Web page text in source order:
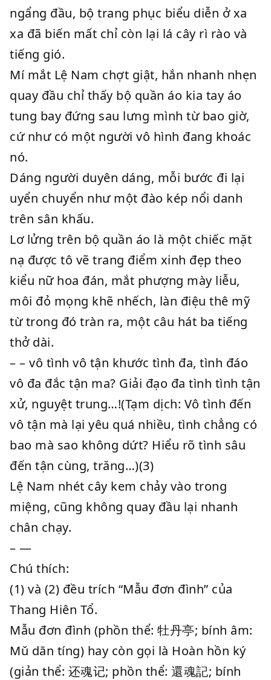
ngẩng đầu, bộ trang phục biểu diễn ở xa
xa đã biến mất chỉ còn lại lá cây rì rào và
tiếng gió.
Mí mắt Lệ Nam chợt giật, hắn nhanh nhẹn
quay đầu chỉ thấy bộ quần áo kia tay áo
tung bay đứng sau lưng mình từ bao giờ,
cứ như có một người vô hình đang khoác
nó.
Dáng người duyên dáng, mỗi bước đi lại
uyển chuyển như một đào kép nổi danh
trên sân khấu.
Lơ lửng trên bộ quần áo là một chiếc mặt
nạ được tô vẽ trang điểm xinh đẹp theo
kiểu nữ hoa đán, mắt phượng mày liễu,
môi đỏ mọng khẽ nhếch, làn điệu thê mỹ
từ trong đó tràn ra, một câu hát ba tiếng
thở dài.
– – vô tình vô tận khước tình đa, tình đáo
vô đa đắc tận ma? Giải đạo đa tình tình tận
xử, nguyệt trung…!(Tạm dịch: Vô tình đến
vô tận mà lại yêu quá nhiều, tình chẳng có
bao mà sao không dứt? Hiểu rõ tình sâu
đến tận cùng, trăng…)(3)
Lệ Nam nhét cây kem chảy vào trong
miệng, cũng không quay đầu lại nhanh
chân chạy.
– —
Chú thích:
(1) và (2) đều trích “Mẫu đơn đình” của
Thang Hiên Tổ.
Mẫu đơn đình (phồn thể: 牡丹亭; bính âm:
Mǔ dān tíng) hay còn gọi là Hoàn hồn ký
(giản thể: 还魂记; phồn thể: 還魂記; bính